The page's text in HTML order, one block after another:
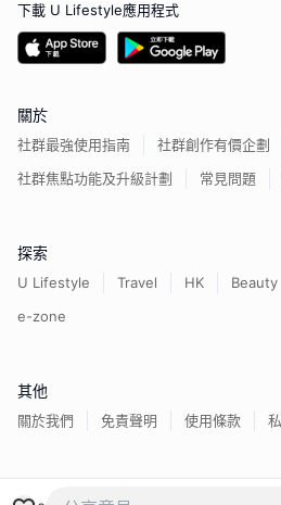
下載 U Lifestyle應用程式
關於
社群最強使用指南
社群創作有價企劃
社群焦點功能及升級計劃
常見問題
探索
U Lifestyle Travel HK Beauty
e-zone
其他
關於我們 免責聲明 使用條款